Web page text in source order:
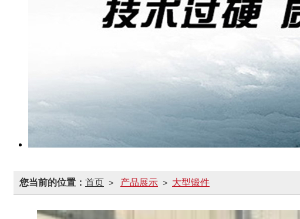
您当前的位置： 首页 > 产品展示 > 大型锻件